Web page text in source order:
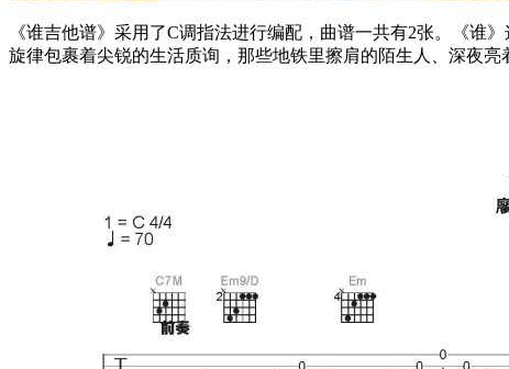
《谁吉他谱》采用了C调指法进行编配，曲谱一共有2张。《
旋律包裹着尖锐的生活质询，那些地铁里擦肩的陌生人、深夜